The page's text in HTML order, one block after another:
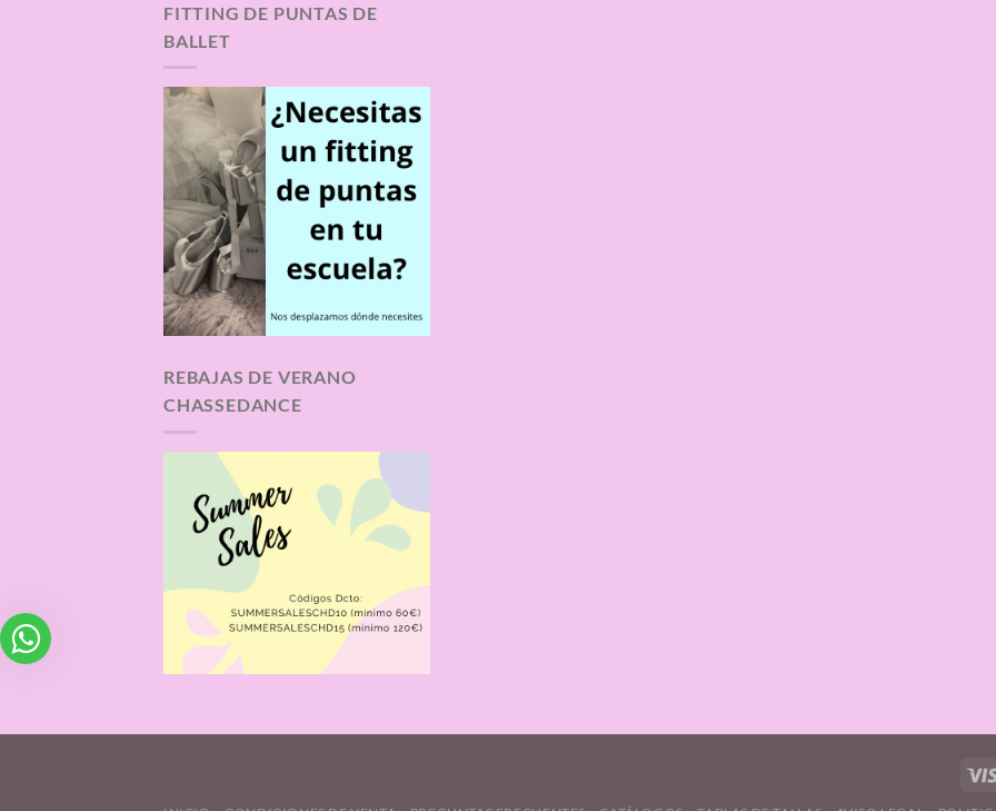
FITTING DE PUNTAS DE
BALLET
REBAJAS DE VERANO
CHASSEDANCE